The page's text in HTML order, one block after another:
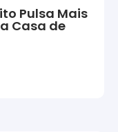
Pulsa Mais
Casa de